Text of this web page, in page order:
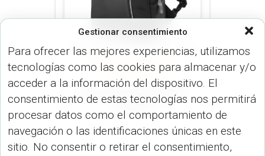
Gestionar consentimiento
Para ofrecer las mejores experiencias, utilizamos
tecnologías como las cookies para almacenar y/o
acceder a la información del dispositivo. El
consentimiento de estas tecnologías nos permitirá
procesar datos como el comportamiento de
navegación o las identificaciones únicas en este
sitio. No consentir o retirar el consentimiento,
MORRALES (MALETINES Y
Morral City Backpack